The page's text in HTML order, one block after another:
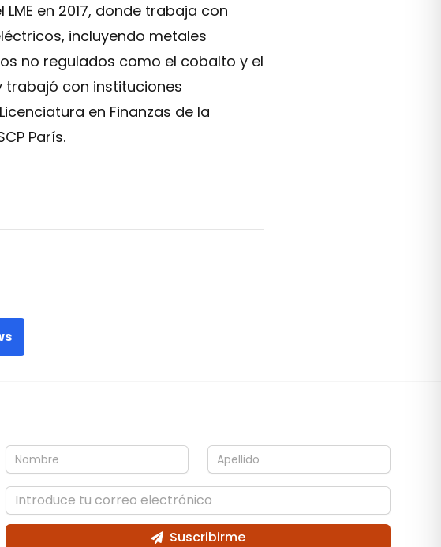
en 2017, donde trabaja con
incluyendo metales
no regulados como el cobalto y el
trabajó con instituciones
en Finanzas de la
París.
Suscribirme